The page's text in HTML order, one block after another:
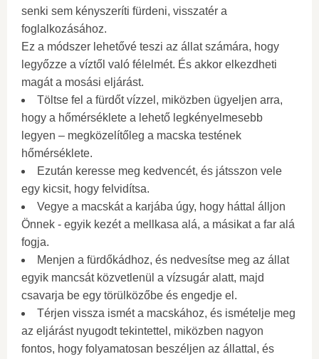
senki sem kényszeríti fürdeni, visszatér a
foglalkozásához.
Ez a módszer lehetővé teszi az állat számára, hogy
legyőzze a víztől való félelmét. És akkor elkezdheti
magát a mosási eljárást.
Töltse fel a fürdőt vízzel, miközben ügyeljen arra,
hogy a hőmérséklete a lehető legkényelmesebb
legyen – megközelítőleg a macska testének
hőmérséklete.
Ezután keresse meg kedvencét, és játsszon vele
egy kicsit, hogy felvidítsa.
Vegye a macskát a karjába úgy, hogy háttal álljon
Önnek - egyik kezét a mellkasa alá, a másikat a far alá
fogja.
Menjen a fürdőkádhoz, és nedvesítse meg az állat
egyik mancsát közvetlenül a vízsugár alatt, majd
csavarja be egy törülközőbe és engedje el.
Térjen vissza ismét a macskához, és ismételje meg
az eljárást nyugodt tekintettel, miközben nagyon
fontos, hogy folyamatosan beszéljen az állattal, és